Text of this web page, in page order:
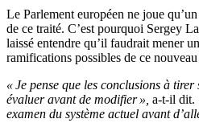
Le Parlement européen ne joue
de ce traité. C’est pourquoi Sergey
laissé entendre qu’il faudrait mener
ramifications possibles de ce nouveau
« Je pense que les conclusions à
évaluer avant de modifier », a-t-il dit.
examen du système actuel avant